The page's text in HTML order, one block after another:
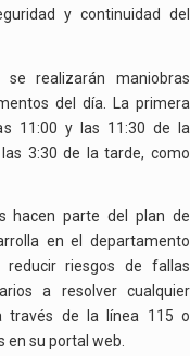
y continuidad del
realizarán maniobras
del día. La primera
11:00 y las 11:30 de la
3:30 de la tarde, como
hacen parte del plan de
en el departamento
riesgos de fallas
a resolver cualquier
través de la línea 115 o
en su portal web.